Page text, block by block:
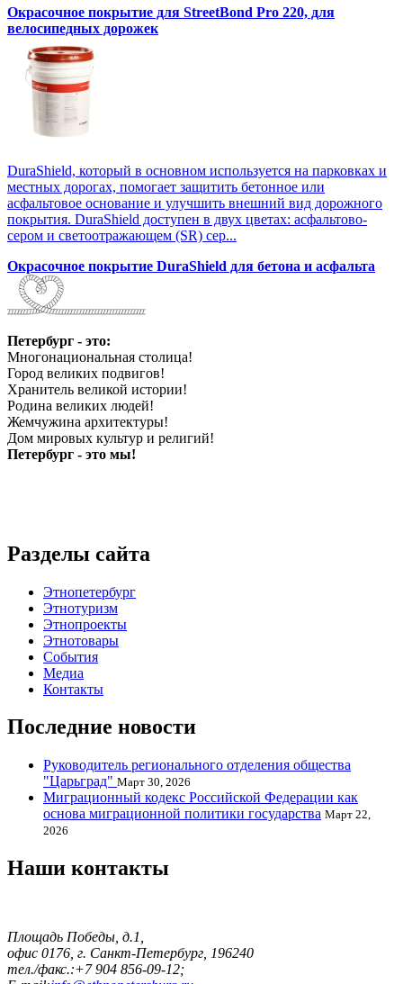
Окрасочное покрытие для StreetBond Pro 220, для
велосипедных дорожек
DuraShield, который в основном используется на парковках и
местных дорогах, помогает защитить бетонное или
асфальтовое основание и улучшить внешний вид дорожного
покрытия. DuraShield доступен в двух цветах: асфальтово-
сером и светоотражающем (SR) сер...
Окрасочное покрытие DuraShield для бетона и асфальта
Петербург - это:
Многонациональная столица!
Город великих подвигов!
Хранитель великой истории!
Родина великих людей!
Жемчужина архитектуры!
Дом мировых культур и религий!
Петербург - это мы!
Разделы сайта
Этнопетербург
Этнотуризм
Этнопроекты
Этнотовары
События
Медиа
Контакты
Последние новости
Руководитель регионального отделения общества
"Царьград" Март 30, 2026
Миграционный кодекс Российской Федерации как
основа миграционной политики государства Март 22,
2026
Наши контакты
Площадь Победы, д.1,
офис 0176, г. Санкт-Петербург, 196240
тел./факс.:+7 904 856-09-12;